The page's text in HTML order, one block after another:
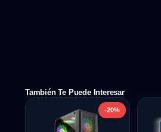
También Te Puede Interesar
-20%